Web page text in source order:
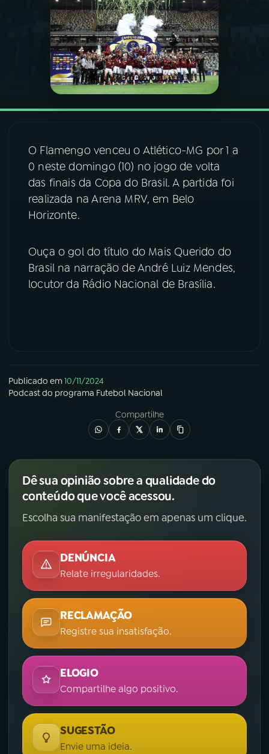
PODCASTS
VIDEOCASTS
07ÚLTIMAS
08FESTIVAL DE MÚSICA
ACOMPANHE A RÁDIO NACIONAL
YouTube
Instagram X
TikTok
O Flamengo venceu o Atlético-MG por 1 a
0 neste domingo (10) no jogo de volta
das finais da Copa do Brasil. A partida foi
realizada na Arena MRV, em Belo
Horizonte.
Ouça o gol do título do Mais Querido do
Brasil na narração de André Luiz Mendes,
locutor da Rádio Nacional de Brasília.
Publicado em10/11/2024
Podcastdo programa Futebol Nacional
Compartilhe
Dê sua opinião sobre a qualidade do
conteúdo que você acessou.
Escolha sua manifestação em apenas um clique.
DENÚNCIA
Relate irregularidades.
RECLAMAÇÃO
Registre sua insatisfação.
ELOGIO
Compartilhe algo positivo.
SUGESTÃO
Envie uma ideia.